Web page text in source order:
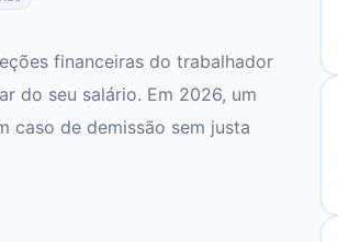
financeiras do trabalhador
do seu salário. Em 2026, um
caso de demissão sem justa